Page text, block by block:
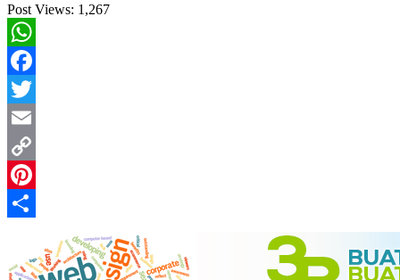
Post Views: 1,267
WhatsApp
Facebook
Twitter
Email
Copy
Link
Pinterest